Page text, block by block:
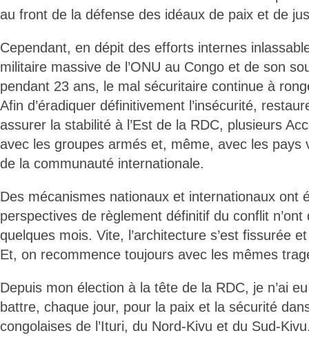
au front de la défense des idéaux de paix et de
Cependant, en dépit des efforts internes
militaire massive de l’ONU au Congo et de son
pendant 23 ans, le mal sécuritaire continue à
Afin d’éradiquer définitivement l’insécurité,
assurer la stabilité à l’Est de la RDC, plusieurs
avec les groupes armés et, même, avec les pays
de la communauté internationale.
Des mécanismes nationaux et internationaux ont
perspectives de règlement définitif du conflit n’ont
quelques mois. Vite, l’architecture s’est fissurée et
Et, on recommence toujours avec les mêmes
Depuis mon élection à la tête de la RDC, je n’ai
battre, chaque jour, pour la paix et la sécurité
congolaises de l’Ituri, du Nord-Kivu et du Sud-